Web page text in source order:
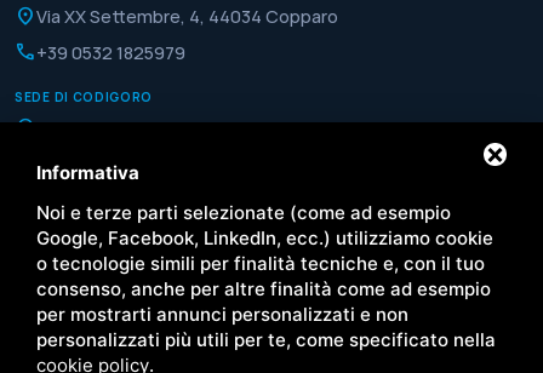
Informativa
Noi e terze parti selezionate (come ad esempio
Google, Facebook, LinkedIn, ecc.) utilizziamo cookie
o tecnologie simili per finalità tecniche e, con il tuo
consenso, anche per altre finalità come ad esempio
per mostrarti annunci personalizzati e non
personalizzati più utili per te, come specificato nella
cookie policy.
location_onVia XX Settembre, 4, 44034 Copparo
phone+39 0532 1825979
SEDE DI CODIGORO
location_onVia IV Novembre, 56, 44021 Codigoro
+39 0533 370146
QUICK LINKS
Home
Chi siamo
Servizi
Territorio
Paese
Copparo
Codigoro
News